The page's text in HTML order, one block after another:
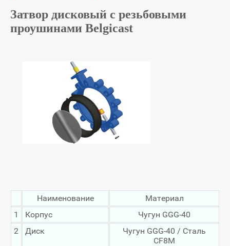
Затвор дисковый с резьбовыми
проушинами Belgicast
Наименование
Материал
1
Корпус
Чугун GGG-40
2
Диск
Чугун GGG-40 / Сталь
CF8M